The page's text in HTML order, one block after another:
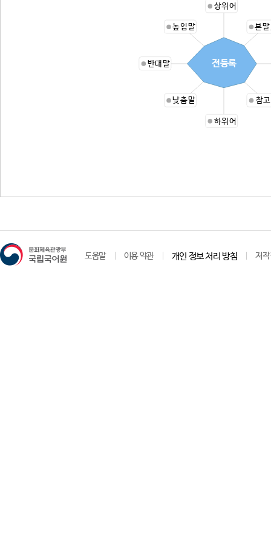
상위어
본
참
하위어
낮춤말
반대말
높임말
전등록
도움말 이용 약관 개인 정보 처리 방침 저